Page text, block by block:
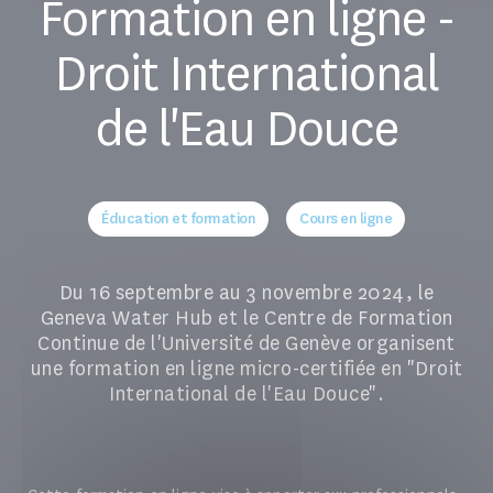
Formation en ligne -
Droit International
de l'Eau Douce
Éducation et formation Cours en ligne
Du 16 septembre au 3 novembre 2024, le
Geneva Water Hub et le Centre de Formation
Continue de l'Université de Genève organisent
une formation en ligne micro-certifiée en "Droit
International de l'Eau Douce".